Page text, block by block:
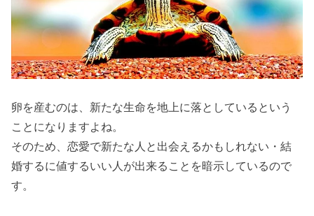
卵を産むのは、新たな生命を地上に落としているという
ことになりますよね。
そのため、恋愛で新たな人と出会えるかもしれない・結
婚するに値するいい人が出来ることを暗示しているので
す。